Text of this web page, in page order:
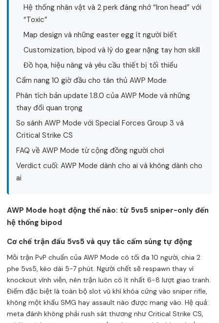
Hệ thống nhân vật và 2 perk đáng nhớ “Iron head” với
“Toxic”
Map design và những easter egg ít người biết
Customization, bipod và lý do gear nặng tay hơn skill
Đồ họa, hiệu năng và yêu cầu thiết bị tối thiểu
Cẩm nang 10 giờ đầu cho tân thủ AWP Mode
Phân tích bản update 1.8.0 của AWP Mode và những
thay đổi quan trọng
So sánh AWP Mode với Special Forces Group 3 và
Critical Strike CS
FAQ về AWP Mode từ cộng đồng người chơi
Verdict cuối: AWP Mode dành cho ai và không dành cho
ai
AWP Mode hoạt động thế nào: từ 5vs5 sniper-only đến
hệ thống bipod
Cơ chế trận đấu 5vs5 và quy tắc cấm súng tự động
Mỗi trận PvP chuẩn của AWP Mode có tối đa 10 người, chia 2
phe 5vs5, kéo dài 5-7 phút. Người chết sẽ respawn thay vì
knockout vĩnh viễn, nên trận luôn có ít nhất 6-8 lượt giao tranh.
Điểm đặc biệt là toàn bộ slot vũ khí khóa cứng vào sniper rifle,
không một khẩu SMG hay assault nào được mang vào. Hệ quả:
meta đánh không phải rush sát thương như Critical Strike CS,